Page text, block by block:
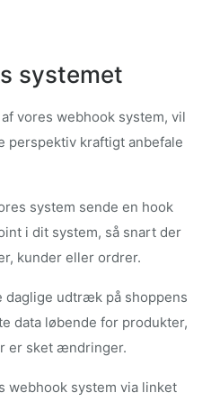
systemet
vores webhook system, vil
perspektiv kraftigt anbefale
system sende en hook
i dit system, så snart der
kunder eller ordrer.
daglige udtræk på shoppens
data løbende for produkter,
er sket ændringer.
webhook system via linket